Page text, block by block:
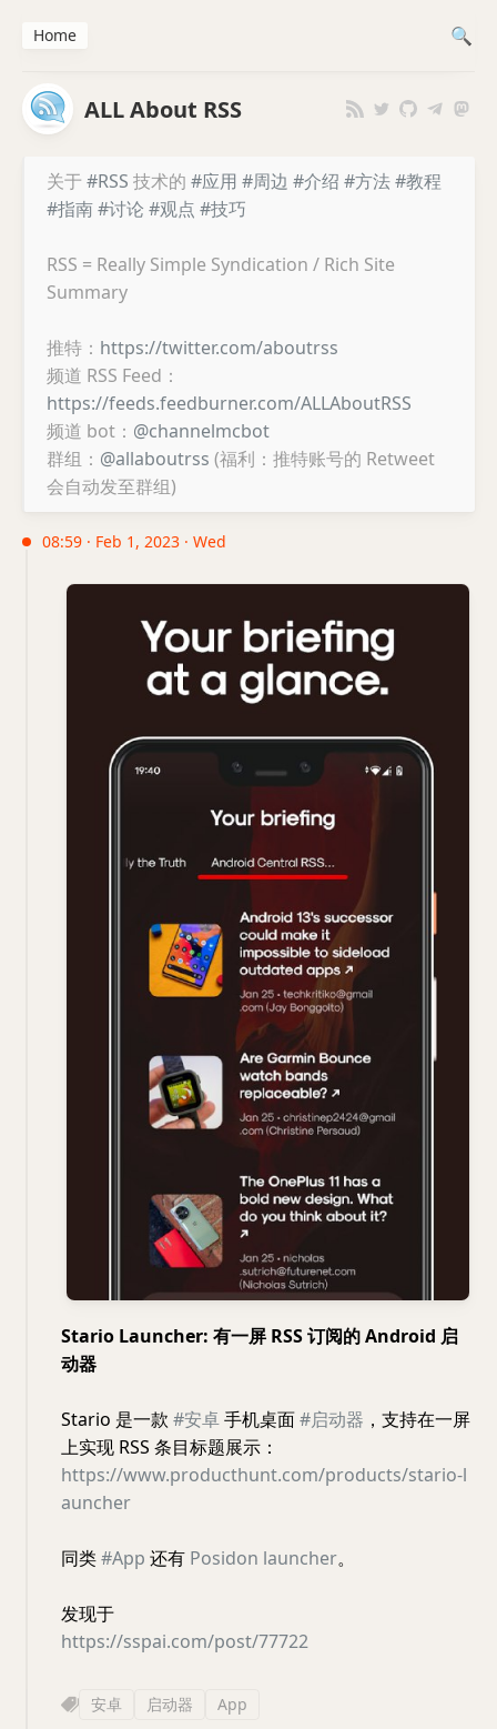
ALL About RSS
关于 #RSS 技术的 #应用 #周边 #介绍 #方法#教程
#指南#讨论 #观点 #技巧
RSS = Really Simple Syndication / Rich Site
Summary
推特： https://twitter.com/aboutrss
频道 RSS Feed：
https://feeds.feedburner.com/ALLAboutRSS
频道 bot： @channelmcbot
群组： @allaboutrss (福利：推特账号的 Retweet
会自动发至群组)
08:59 · Feb 1, 2023 · Wed
Stario Launcher: 有一屏 RSS 订阅的 Android 启
动器
Stario 是一款 #安卓手机桌面#启动器 ，支持在一屏
上实现 RSS 条目标题展示：
https://www.producthunt.com/products/stario-l
auncher
同类#App 还有 Posidon launcher。
发现于
https://sspai.com/post/77722
安卓 启动器 App
Home